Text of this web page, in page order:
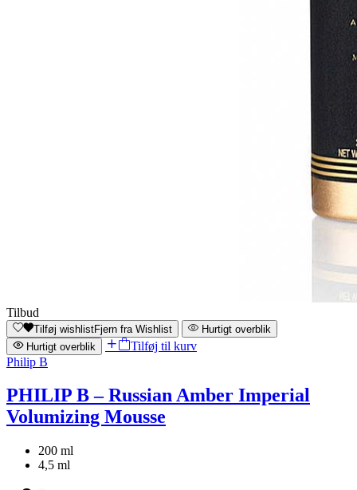
Tilbud
Tilføj wishlistFjern fra Wishlist
Hurtigt overblik
Hurtigt overblik
Tilføj til kurv
Philip B
PHILIP B – Russian Amber Imperial
Volumizing Mousse
200 ml
4,5 ml